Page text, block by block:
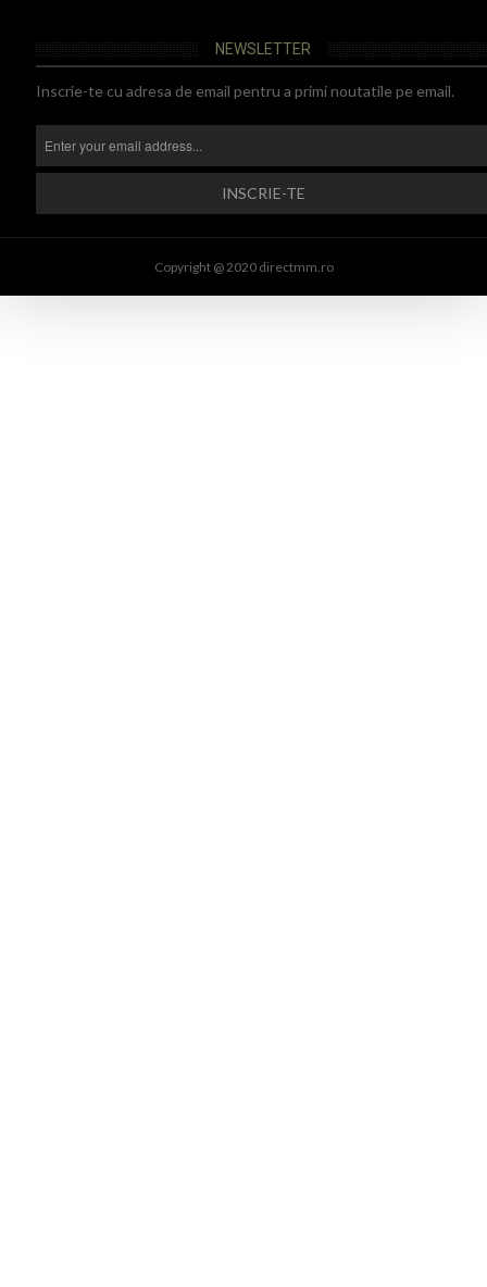
NEWSLETTER
Inscrie-te cu adresa de email pentru a primi noutatile pe email.
Copyright @ 2020 directmm.ro